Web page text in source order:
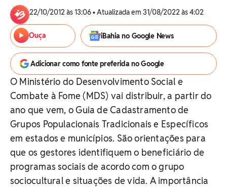
22/10/2012 às 13:06 • Atualizada em 31/08/2022 às 4:02
Ouça iBahia no Google News
Adicionar como fonte preferida no Google
O Ministério do Desenvolvimento Social e
Combate à Fome (MDS) vai distribuir, a partir do
ano que vem, o Guia de Cadastramento de
Grupos Populacionais Tradicionais e Específicos
em estados e municípios. São orientações para
que os gestores identifiquem o beneficiário de
programas sociais de acordo com o grupo
sociocultural e situações de vida. A importância